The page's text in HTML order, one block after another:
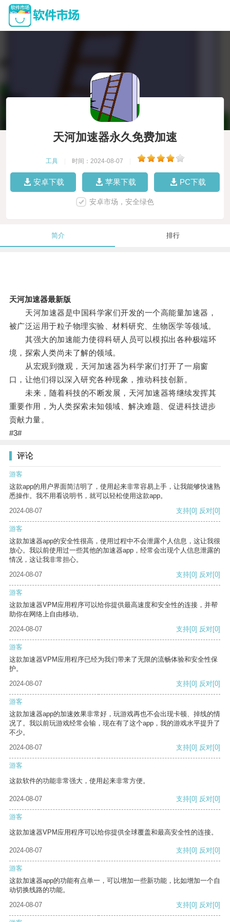
天河加速器永久免费加速
工具 时间：2024-08-07
安卓下载 苹果下载 PC下载
安卓市场，安全绿色
简介 排行
天河加速器最新版
天河加速器是中国科学家们开发的一个高能量加速器，
被广泛运用于粒子物理实验、材料研究、生物医学等领域。
其强大的加速能力使得科研人员可以模拟出各种极端环
境，探索人类尚未了解的领域。
从宏观到微观，天河加速器为科学家们打开了一扇窗
口，让他们得以深入研究各种现象，推动科技创新。
未来，随着科技的不断发展，天河加速器将继续发挥其
重要作用，为人类探索未知领域、解决难题、促进科技进步
贡献力量。
#3#
评论
游客
这款app的用户界面简洁明了，使用起来非常容易上手，让我能够快速熟
悉操作。我不用看说明书，就可以轻松使用这款app。
2024-08-07
支持[0] 反对[0]
游客
这款加速器app的安全性很高，使用过程中不会泄露个人信息，这让我很
放心。我以前使用过一些其他的加速器app，经常会出现个人信息泄露的
情况，这让我非常担心。
2024-08-07
支持[0] 反对[0]
游客
这款加速器VPM应用程序可以给你提供最高速度和安全性的连接，并帮
助你在网络上自由移动。
2024-08-07
支持[0] 反对[0]
游客
这款加速器VPM应用程序已经为我们带来了无限的流畅体验和安全性保
护。
2024-08-07
支持[0] 反对[0]
游客
这款加速器app的加速效果非常好，玩游戏再也不会出现卡顿、掉线的情
况了。我以前玩游戏经常会输，现在有了这个app，我的游戏水平提升了
不少。
2024-08-07
支持[0] 反对[0]
游客
这款软件的功能非常强大，使用起来非常方便。
2024-08-07 支持[0] 反对[0]
游客
这款加速器VPM应用程序可以给你提供全球覆盖和最高安全性的连接。
2024-08-07 支持[0] 反对[0]
游客
这款加速器app的功能有点单一，可以增加一些新功能，比如增加一个自
动切换线路的功能。
2024-08-07
支持[0] 反对[0]